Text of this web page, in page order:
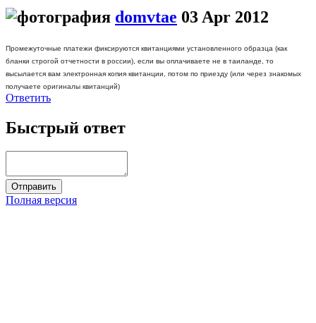
domvtae 03 Apr 2012
Промежуточные платежи фиксируются квитанциями установленного образца (как
бланки строгой отчетности в россии), если вы оплачиваете не в таиланде, то
высылается вам электронная копия квитанции, потом по приезду (или через знакомых
получаете оригиналы квитанций)
Ответить
Быстрый ответ
Полная версия